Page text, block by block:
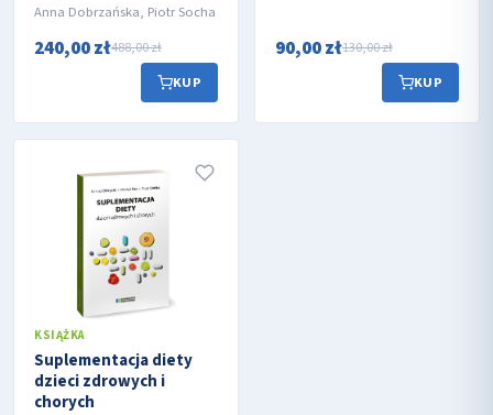
Anna Dobrzańska, Piotr Socha
240,00 zł488,00 zł
KUP
90,00 zł130,00 zł
KUP
KSIĄŻKA
Suplementacja diety
dzieci zdrowych i
chorych